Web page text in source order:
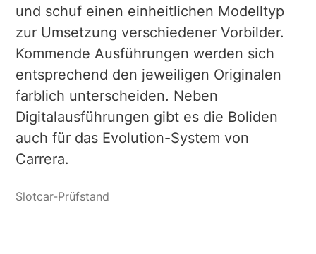
und schuf einen einheitlichen Modelltyp
zur Umsetzung verschiedener Vorbilder.
Kommende Ausführungen werden sich
entsprechend den jeweiligen Originalen
farblich unterscheiden. Neben
Digitalausführungen gibt es die Boliden
auch für das Evolution-System von
Carrera.